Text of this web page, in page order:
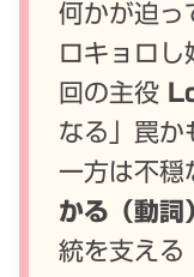
何かが迫っ
ロキョロ
回の主役
なる」罠か
一方は不穏
かる（動詞
統を支える